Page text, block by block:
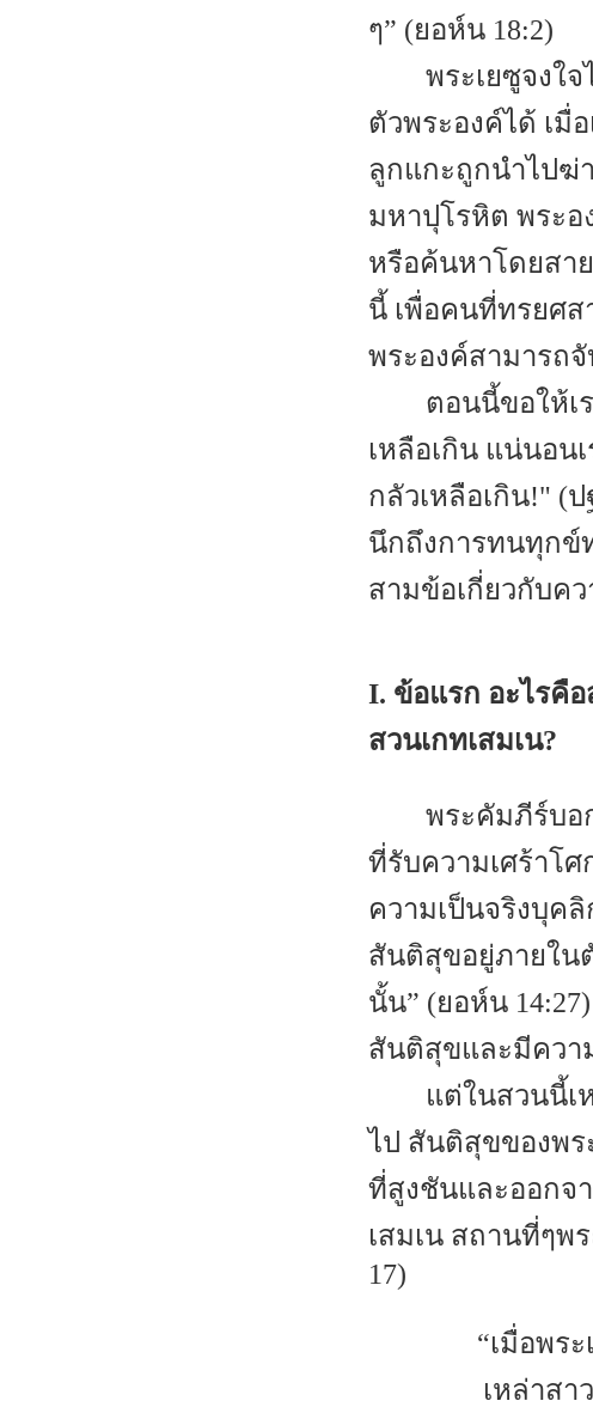
ๆ” (ยอห์น 18:2)
พระเยซูจงใ
ตัวพระองค์ได้ เมื่
ลูกแกะถูกนำไปฆ่
มหาปุโรหิต พระอ
หรือค้นหาโดยสา
นี้ เพื่อคนที่ทรยศส
พระองค์สามารถ
ตอนนี้ขอให้เ
เหลือเกิน แน่นอน
กลัวเหลือเกิน!" (ป
นึกถึงการทนทุกข์
สามข้อเกี่ยวกับค
I. ข้อแรก อะไรคื
สวนเกทเสมเน?
พระคัมภีร์บอ
ที่รับความเศร้าโ
ความเป็นจริงบุค
สันติสุขอยู่ภายใน
นั้น” (ยอห์น
สันติสุขและมีควา
แต่ในสวนนี้เ
ไป สันติสุขของพร
ที่สูงชันและออกจ
เสมเน สถานที่ๆพ
17)
“เมื่อพร
เหล่าสา